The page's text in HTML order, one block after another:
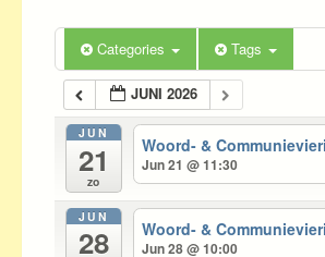
Categories Tags
JUNI 2026
JUN
21
zo
Woord- &
Jun 21 @ 11:30
JUN
28 Woord- &
Jun 28 @ 10:00